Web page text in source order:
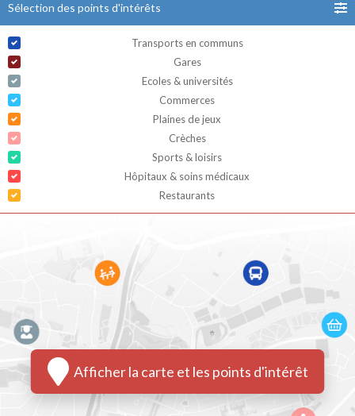
Sélection des points d'intérêts
Transports en communs
Gares
Ecoles & universités
Commerces
Plaines de jeux
Crèches
Sports & loisirs
Hôpitaux & soins médicaux
Restaurants
Afficher la carte et les points d'intérêt